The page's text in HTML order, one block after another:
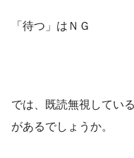
「待つ」はＮＧ
では、既読無視してい
があるでしょうか。